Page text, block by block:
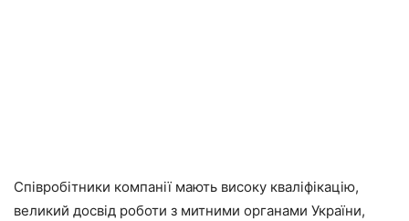
Співробітники компанії мають високу кваліфікацію,
великий досвід роботи з митними органами України,